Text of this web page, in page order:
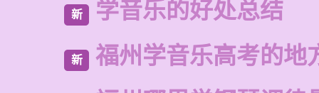
新 学音乐的好处总结
新
福州学音乐高考的地